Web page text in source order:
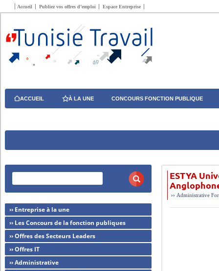
Accueil Publiez vos offres d’emploi Espace Entreprise
ACCUEIL À LA UNE CONCOURS FONCTION PUBLIQUE
ESTYA
›› Administrative
›› Entreprise à la une
›› Les Concours de la fonction publiques
›› Offres des Secteurs Leaders
›› Offres IT
›› Administrative